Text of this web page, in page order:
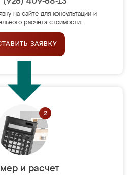
на сайте для консультации и
расчёта стоимости.
ЗАЯВКУ
и расчет